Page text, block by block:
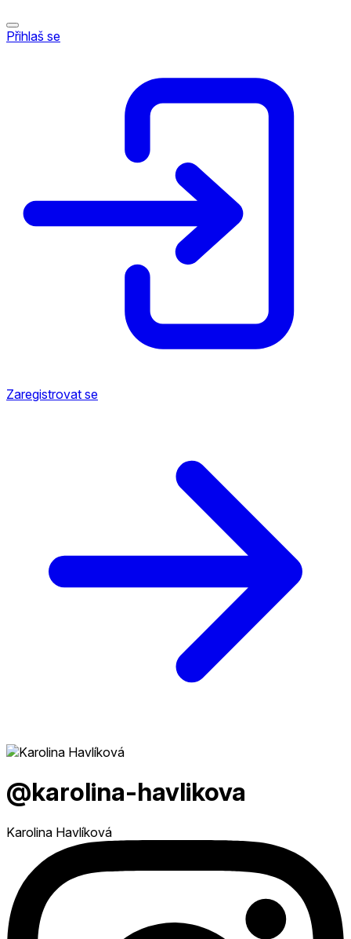
Přihlaš se
Zaregistrovat se
@karolina-havlikova
Karolina Havlíková